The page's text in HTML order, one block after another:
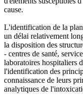
cause.
L'identification de la
un délai relativement
la disposition des
- centres de santé,
laboratoires hospitaliers
l'identification des
connaissance de leurs
analytiques de